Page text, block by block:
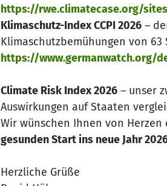
https://rwe.climatecase.org/
Klimaschutz-Index CCPI 2026 –
Klimaschutzbemühungen von
https://www.germanwatch.org/
Climate Risk Index 2026 – unser
Auswirkungen auf Staaten
Wir wünschen Ihnen von Herzen
gesunden Start ins neue Jahr
Herzliche Grüße